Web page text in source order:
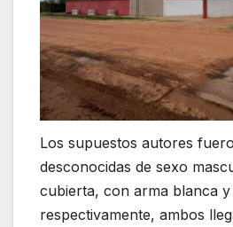
Los supuestos autores
desconocidas de sexo
cubierta, con arma blanca
respectivamente, ambos